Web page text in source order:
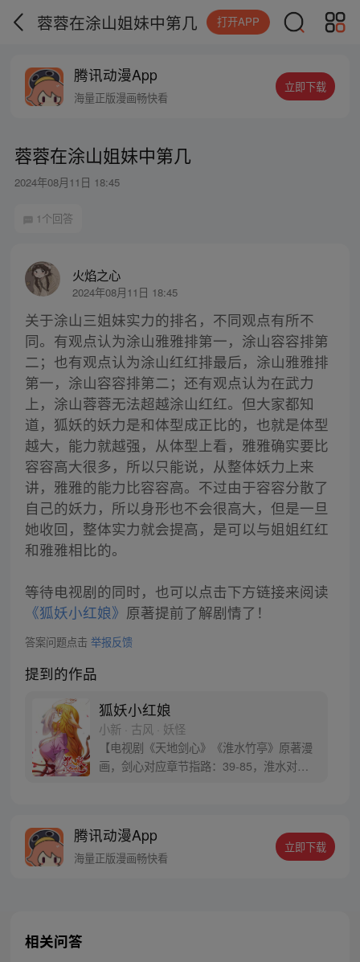
蓉蓉在涂山姐妹中第几 打开APP
腾讯动漫App
海量正版漫画畅快看
立即下载
蓉蓉在涂山姐妹中第几
2024年08月11日 18:45
1个回答
火焰之心
2024年08月11日 18:45
关于涂山三姐妹实力的排名，不同观点有所不
同。有观点认为涂山雅雅排第一，涂山容容排第
二；也有观点认为涂山红红排最后，涂山雅雅排
第一，涂山容容排第二；还有观点认为在武力
上，涂山蓉蓉无法超越涂山红红。但大家都知
道，狐妖的妖力是和体型成正比的，也就是体型
越大，能力就越强，从体型上看，雅雅确实要比
容容高大很多，所以只能说，从整体妖力上来
讲，雅雅的能力比容容高。不过由于容容分散了
自己的妖力，所以身形也不会很高大，但是一旦
她收回，整体实力就会提高，是可以与姐姐红红
和雅雅相比的。
等待电视剧的同时，也可以点击下方链接来阅读
《狐妖小红娘》 原著提前了解剧情了！
答案问题点击 举报反馈
提到的作品
狐妖小红娘
小新 · 古风 · 妖怪
【电视剧《天地剑心》《淮水竹亭》原著漫
画，剑心对应章节指路：39-85，淮水对应
腾讯动漫App
海量正版漫画畅快看
立即下载
相关问答